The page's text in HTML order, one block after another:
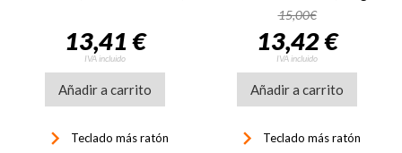
13,41 €
IVA incluido
Añadir a carrito
keyboard_arrow_right Teclado más ratón
Play, Bluetooth, negro
15,00€
13,42 €
IVA incluido
Añadir a carrito
keyboard_arrow_right Teclado más ratón